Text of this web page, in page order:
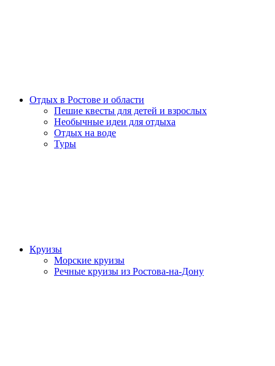
Отдых в Ростове и области
Пешие квесты для детей и взрослых
Необычные идеи для отдыха
Отдых на воде
Туры
Круизы
Морские круизы
Речные круизы из Ростова-на-Дону